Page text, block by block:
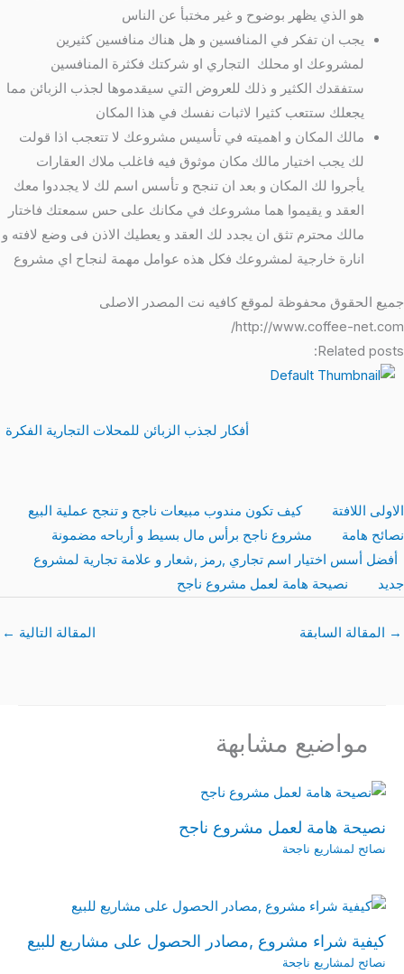
هو الذي يظهر بوضوح و غير مختبأ عن الناس
يجب ان تفكر في المنافسين و هل هناك منافسين كثيرين
لمشروعك او محلك التجاري او شركتك فكثرة المنافسين
ستفقدك الكثير و ذلك للعروض التي سيقدموها لجذب الزبائن مما
يجعلك ستتعب كثيرا لاثبات نفسك في هذا المكان
مالك المكان و اهميته في تأسيس مشروعك لا تتعجب اذا قولت
لك يجب اختيار مالك مكان موثوق فيه فاغلب ملاك العقارات
يأجروا لك المكان و بعد ان تنجح و تأسس اسم لك لا يجددوا معك
العقد و يقيموا هما مشروعك في مكانك على حس سمعتك فاختار
مالك محترم تثق ان يجدد لك العقد و يعطيك الاذن فى وضع لافته و
انارة خارجية لمشروعك فكل هذه عوامل مهمة لنجاح اي مشروع
جميع الحقوق محفوظة لموقع كافيه نت المصدر الاصلى
http://www.coffee-net.com/
Related posts:
أفكار لجذب الزبائن للمحلات التجارية الفكرة
الاولى اللافتة
كيف تكون مندوب مبيعات ناجح و تنجح عملية البيع
نصائح هامة
مشروع ناجح برأس مال بسيط و أرباحه مضمونة
أفضل أسس اختيار اسم تجاري ,رمز ,شعار و علامة تجارية لمشروع
جديد
نصيحة هامة لعمل مشروع ناجح
→ المقالة السابقة المقالة التالية ←
مواضيع مشابهة
نصيحة هامة لعمل مشروع ناجح
نصائح لمشاريع ناجحة
كيفية شراء مشروع ,مصادر الحصول على مشاريع للبيع
نصائح لمشاريع ناجحة